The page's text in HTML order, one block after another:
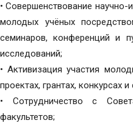
• Совершенствование научно-
молодых учёных
семинаров, конференций и
исследований;
• Активизация участия
проектах, грантах, конкурсах
• Сотрудничество с
факультетов;